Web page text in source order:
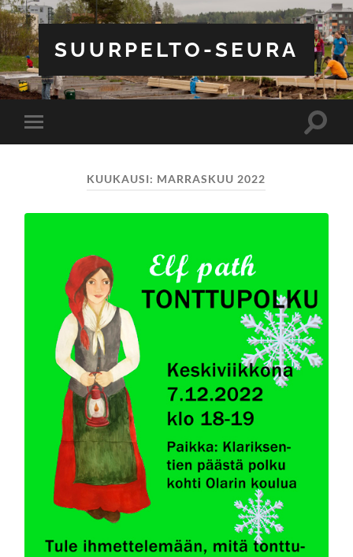
SUURPELTO-SEURA
Toggle
mobile
Toggle
KUUKAUSI: MARRASKUU 2022